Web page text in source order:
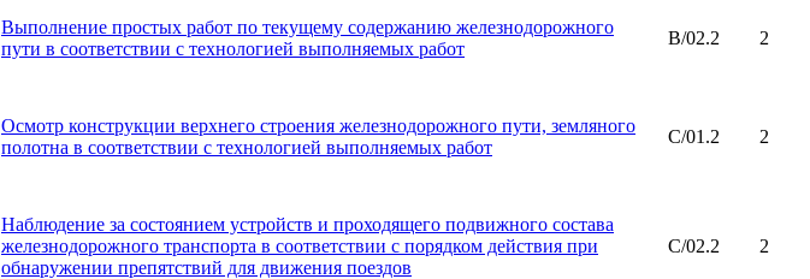
Выполнение простых работ по текущему содержанию железнодорожного
пути в соответствии с технологией выполняемых работ
B/02.2 2
Осмотр конструкции верхнего строения железнодорожного пути, земляного
полотна в соответствии с технологией выполняемых работ
C/01.2 2
Наблюдение за состоянием устройств и проходящего подвижного состава
железнодорожного транспорта в соответствии с порядком действия при
обнаружении препятствий для движения поездов
C/02.2 2